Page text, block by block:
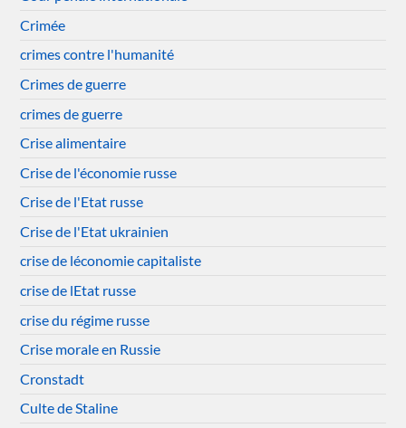
Crimée
crimes contre l'humanité
Crimes de guerre
crimes de guerre
Crise alimentaire
Crise de l'économie russe
Crise de l'Etat russe
Crise de l'Etat ukrainien
crise de léconomie capitaliste
crise de lEtat russe
crise du régime russe
Crise morale en Russie
Cronstadt
Culte de Staline